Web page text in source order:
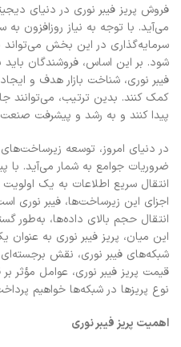
فروش پریز فیبر نوری در دنیای
می‌آید. با توجه به نیاز روزافزون
سرمایه‌گذاری در این بخش
شود. بر این اساس، فروشندگان باید
فیبر نوری، شناخت بازار هدف و
کمک کنند. بدین ترتیب، می‌توانند
پیدا کنند و به رشد و پیشرفت صنعت
در دنیای امروز، توسعه
ضروریات جوامع به شمار می‌آید. با
انتقال سریع اطلاعات به یک
اجزای این زیرساخت‌ها، فیبر نوری
انتقال حجم بالای داده‌ها، به‌طور
این میان، پریز فیبر نوری به
شبکه‌های فیبر نوری، نقش برجسته‌ای
قیمت پریز فیبر نوری، عوامل مؤثر
نوع پریزها در شبکه‌ها خواهیم
اهمیت پریز فیبر نوری